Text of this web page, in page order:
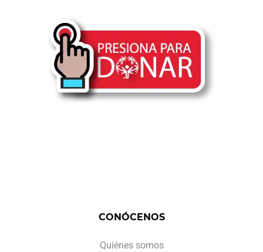
CONÓCENOS
Quiénes somos